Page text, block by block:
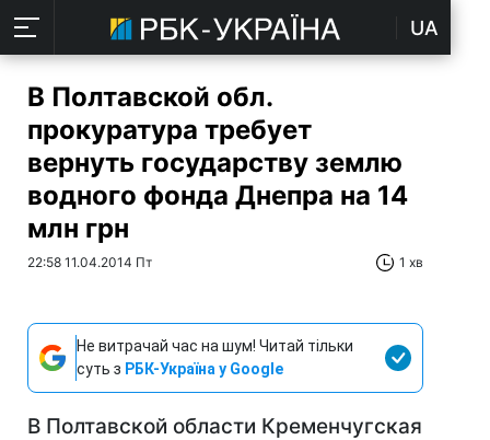
UA
В Полтавской обл.
прокуратура требует
вернуть государству землю
водного фонда Днепра на 14
млн грн
22:58 11.04.2014 Пт 1 хв
Не витрачай час на шум! Читай тільки
суть з РБК-Україна у Google
В Полтавской области Кременчугская